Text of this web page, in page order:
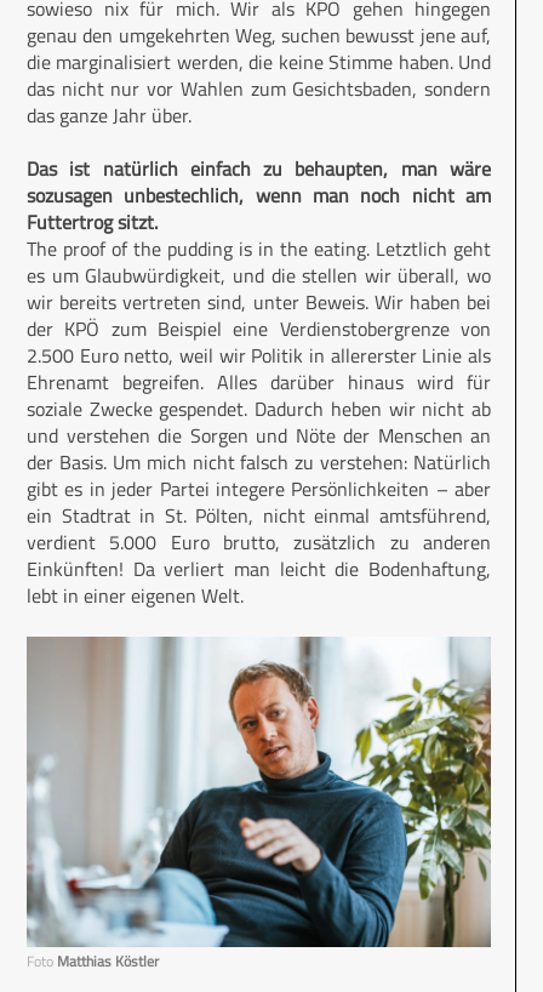
sowieso nix für mich. Wir als KPÖ gehen hingegen
genau den umgekehrten Weg, suchen bewusst jene auf,
die marginalisiert werden, die keine Stimme haben. Und
das nicht nur vor Wahlen zum Gesichtsbaden, sondern
das ganze Jahr über.
Das ist natürlich einfach zu behaupten, man wäre
sozusagen unbestechlich, wenn man noch nicht am
Futtertrog sitzt.
The proof of the pudding is in the eating. Letztlich geht
es um Glaubwürdigkeit, und die stellen wir überall, wo
wir bereits vertreten sind, unter Beweis. Wir haben bei
der KPÖ zum Beispiel eine Verdienst­obergrenze von
2.500 Euro netto, weil wir Politik in allererster Linie als
Ehrenamt begreifen. Alles darüber hinaus wird für
soziale Zwecke gespendet. Dadurch heben wir nicht ab
und verstehen die Sorgen und Nöte der Menschen an
der Basis. Um mich nicht falsch zu verstehen: Natürlich
gibt es in jeder Partei integere Persönlichkeiten – aber
ein Stadtrat in St. Pölten, nicht einmal amtsführend,
verdient 5.000 Euro brutto, zusätzlich zu anderen
Einkünften! Da verliert man leicht die Bodenhaftung,
lebt in einer eigenen Welt.
Foto Matthias Köstler